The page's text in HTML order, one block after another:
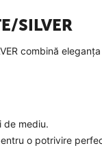
SILVER
combină
de mediu.
o potrivire